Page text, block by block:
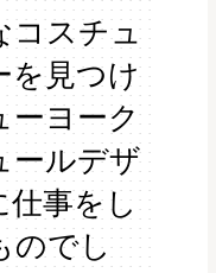
コスチュ
を見つけ
ーヨーク
ールデザ
事をし
のでし